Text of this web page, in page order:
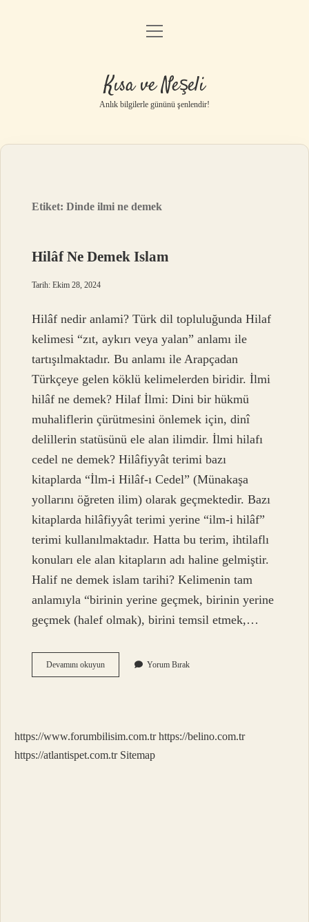
Anasayfa
Yasal Uyarı
menüyü
Kısa ve Neşeli
Anlık bilgilerle gününü şenlendir!
Etiket:Dinde ilmi ne demek
Hilâf Ne Demek Islam
Tarih: Ekim 28, 2024
Hilâf nedir anlami? Türk dil topluluğunda Hilaf
kelimesi “zıt, aykırı veya yalan” anlamı ile
tartışılmaktadır. Bu anlamı ile Arapçadan
Türkçeye gelen köklü kelimelerden biridir. İlmi
hilâf ne demek? Hilaf İlmi: Dini bir hükmü
muhaliflerin çürütmesini önlemek için, dinî
delillerin statüsünü ele alan ilimdir. İlmi hilafı
cedel ne demek? Hilâfiyyât terimi bazı
kitaplarda “İlm-i Hilâf-ı Cedel” (Münakaşa
yollarını öğreten ilim) olarak geçmektedir. Bazı
kitaplarda hilâfiyyât terimi yerine “ilm-i hilâf”
terimi kullanılmaktadır. Hatta bu terim, ihtilaflı
konuları ele alan kitapların adı haline gelmiştir.
Halif ne demek islam tarihi? Kelimenin tam
anlamıyla “birinin yerine geçmek, birinin yerine
geçmek (halef olmak), birini temsil etmek,…
Devamını okuyunHilâf
Ne
Yorum Bırak
https://www.forumbilisim.com.tr https://belino.com.tr
https://atlantispet.com.tr Sitemap